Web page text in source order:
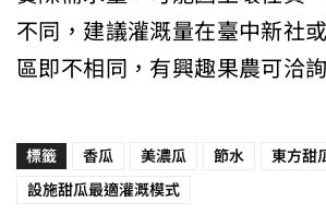
不同，建議灌溉量在臺中新社
區即不相同，有興趣果農可洽
標籤 香瓜 美濃瓜 節水 東方甜
設施甜瓜最適灌溉模式